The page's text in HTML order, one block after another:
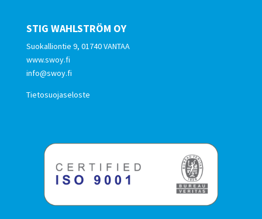
STIG WAHLSTRÖM OY
Suokalliontie 9, 01740 VANTAA
www.swoy.fi
info@swoy.fi
Tietosuojaseloste